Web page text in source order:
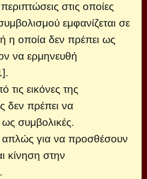
στις οποίες
εμφανίζεται σε
η οποία δεν πρέπει ως
να ερμηνευθή
τις εικόνες της
δεν πρέπει να
συμβολικές.
απλώς για να προσθέσουν
κίνηση στην